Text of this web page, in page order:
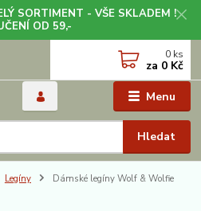
SORTIMENT - VŠE SKLADEM !
OD 59,-
Menu
Hledat
0 ks
za 0 Kč
Legíny
Dámské legíny Wolf & Wolfie